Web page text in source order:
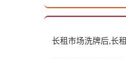
长租市场洗牌后,长